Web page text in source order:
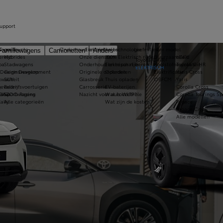
Camionetten
Anders
Toyota C-HR+
ELEKTRISCH
Hybrides
Stadwagens
Gezinswagens
SUV
Bedrijfsvoertuigen
Sportwagens
Alle categorieën
Per model
bZ4X
Toyota C-HR
Yaris Cross
Yaris
Corolla Cross
Corolla Tourings
Proace
Proace City
Alle modellen
Onderhoud en controles
Onze diensten
Onderhoud en reparatie
Originele onderdelen
Glasbreuk
Carrosserie
Nazicht voor autocontrole
Elektrische technologie
100% Elektrisch rijden
Elektrisch rijbereik
Opladen
Thuis opladen
EV-baterijen
Wat is WLTP?
Wat zijn de kosten?
van Toyota
Development
Racing
Leefmilieu
Duurzaamheid
Koolstofneutraliteit
Elektrificatie
OBFCM